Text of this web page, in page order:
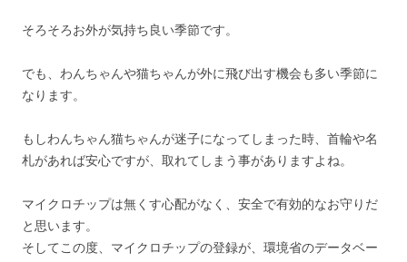
そろそろお外が気持ち良い季節です。
でも、わんちゃんや猫ちゃんが外に飛び出す機会も多い季節に
なります。
もしわんちゃん猫ちゃんが迷子になってしまった時、首輪や名
札があれば安心ですが、取れてしまう事がありますよね。
マイクロチップは無くす心配がなく、安全で有効的なお守りだ
と思います。
そしてこの度、マイクロチップの登録が、環境省のデータベー